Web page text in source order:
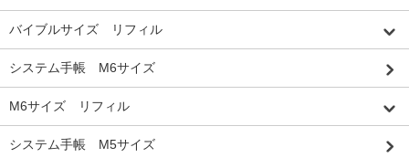
バイブルサイズ リフィル
システム手帳 M6サイズ
M6サイズ リフィル
システム手帳 M5サイズ